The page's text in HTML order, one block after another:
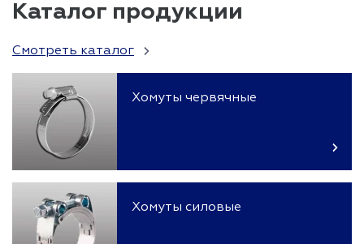
Каталог продукции
Смотреть каталог
Хомуты червячные
Хомуты силовые